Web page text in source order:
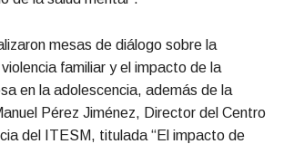
mesas de diálogo sobre la
familiar y el impacto de la
en la adolescencia, además de la
Pérez Jiménez, Director del Centro
del ITESM, titulada “El impacto de